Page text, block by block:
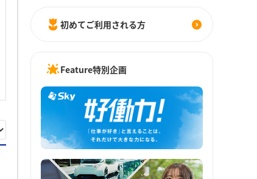
初めてご利用される方
Feature特別企画